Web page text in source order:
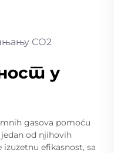
у
gasova pomoću
od njihovih
izuzetnu efikasnost, sa